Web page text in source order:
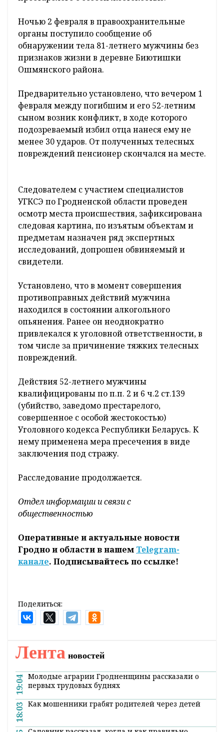
Ночью 2 февраля в правоохранительные
органы поступило сообщение об
обнаружении тела 81-летнего мужчины без
признаков жизни в деревне Биютишки
Ошмянского района.
Предварительно установлено, что вечером 1
февраля между погибшим и его 52-летним
сыном возник конфликт, в ходе которого
подозреваемый избил отца нанеся ему не
менее 30 ударов. От полученных телесных
повреждений пенсионер скончался на месте.
Следователем с участием специалистов
УГКСЭ по Гродненской области проведен
осмотр места происшествия, зафиксирована
следовая картина, по изъятым объектам и
предметам назначен ряд экспертных
исследований, допрошен обвиняемый и
свидетели.
Установлено, что в момент совершения
противоправных действий мужчина
находился в состоянии алкогольного
опьянения. Ранее он неоднократно
привлекался к уголовной ответственности, в
том числе за причинение тяжких телесных
повреждений.
Действия 52-летнего мужчины
квалифицированы по п.п. 2 и 6 ч.2 ст.139
(убийство, заведомо престарелого,
совершенное с особой жестокостью)
Уголовного кодекса Республики Беларусь. К
нему применена мера пресечения в виде
заключения под стражу.
Расследование продолжается.
Отдел информации и связи с
общественностью
Оперативные и актуальные новости
Гродно и области в нашем Telegram-
канале. Подписывайтесь по ссылке!
Поделиться:
Лента новостей
19:04 Молодые аграрии Гродненщины рассказали о
первых трудовых буднях
18:03 Как мошенники грабят родителей через детей